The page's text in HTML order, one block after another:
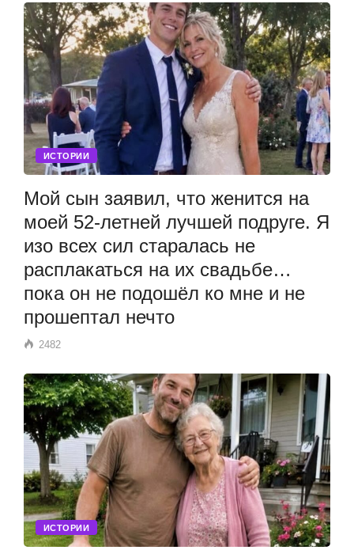
ИСТОРИИ
Мой сын заявил, что женится на
моей 52-летней лучшей подруге. Я
изо всех сил старалась не
расплакаться на их свадьбе…
пока он не подошёл ко мне и не
прошептал нечто
2482
ИСТОРИИ